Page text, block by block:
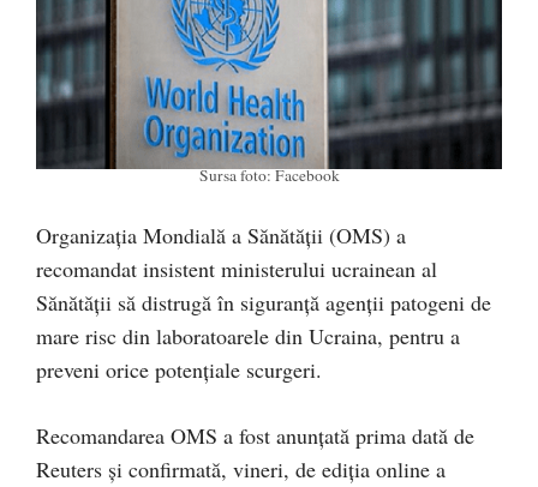
Sursa foto: Facebook
Organizația Mondială a Sănătății (OMS) a
recomandat insistent ministerului ucrainean al
Sănătății să distrugă în siguranță agenţii patogeni de
mare risc din laboratoarele din Ucraina, pentru a
preveni orice potenţiale scurgeri.
Recomandarea OMS a fost anunţată prima dată de
Reuters şi confirmată, vineri, de ediţia online a